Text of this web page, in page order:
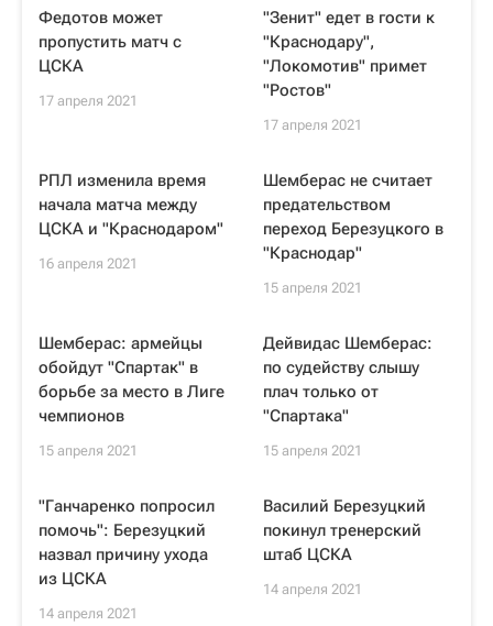
Федотов может
пропустить матч с
ЦСКА
17 апреля 2021
"Зенит" едет в гости к
"Краснодару",
"Локомотив" примет
"Ростов"
17 апреля 2021
РПЛ изменила время
начала матча между
ЦСКА и "Краснодаром"
16 апреля 2021
Шемберас не считает
предательством
переход Березуцкого в
"Краснодар"
15 апреля 2021
Шемберас: армейцы
обойдут "Спартак" в
борьбе за место в Лиге
чемпионов
15 апреля 2021
Дейвидас Шемберас:
по судейству слышу
плач только от
"Спартака"
15 апреля 2021
"Ганчаренко попросил
помочь": Березуцкий
назвал причину ухода
из ЦСКА
14 апреля 2021
Василий Березуцкий
покинул тренерский
штаб ЦСКА
14 апреля 2021